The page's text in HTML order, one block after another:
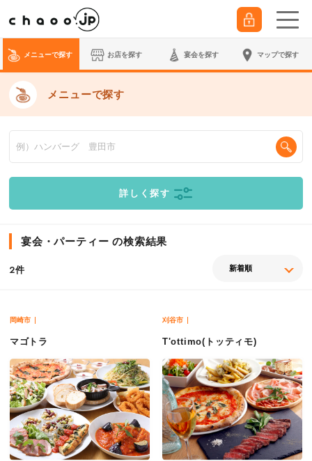
メニューで探す お店を探す 宴会を探す マップで探す
メニューで探す
詳しく探す
宴会・パーティー の検索結果
2件
岡崎市
マゴトラ
刈谷市
T'ottimo(トッティモ)